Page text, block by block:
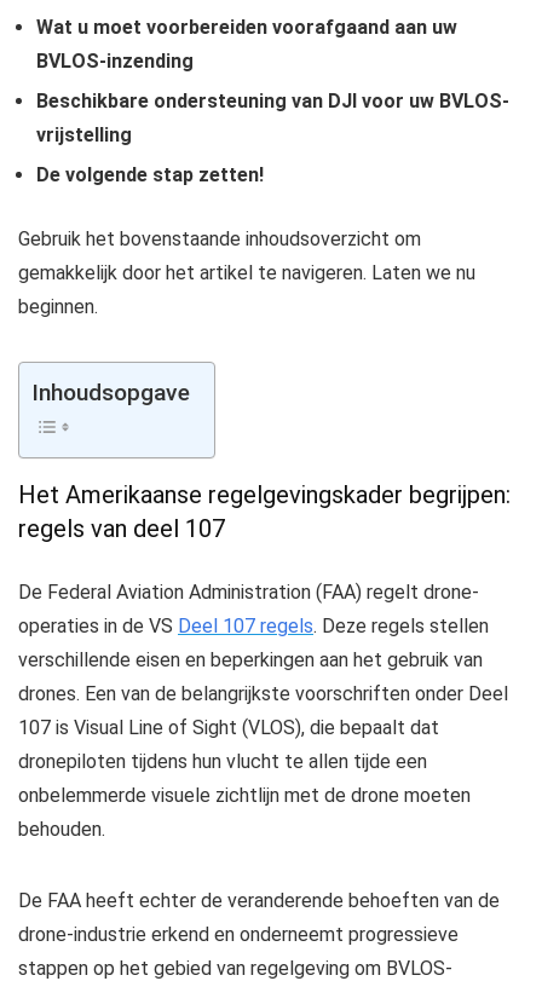
Wat u moet voorbereiden voorafgaand aan uw
BVLOS-inzending
Beschikbare ondersteuning van DJI voor uw BVLOS-
vrijstelling
De volgende stap zetten!
Gebruik het bovenstaande inhoudsoverzicht om
gemakkelijk door het artikel te navigeren. Laten we nu
beginnen.
Inhoudsopgave
Het Amerikaanse regelgevingskader begrijpen:
regels van deel 107
De Federal Aviation Administration (FAA) regelt drone-
operaties in de VS Deel 107 regels. Deze regels stellen
verschillende eisen en beperkingen aan het gebruik van
drones. Een van de belangrijkste voorschriften onder Deel
107 is Visual Line of Sight (VLOS), die bepaalt dat
dronepiloten tijdens hun vlucht te allen tijde een
onbelemmerde visuele zichtlijn met de drone moeten
behouden.
De FAA heeft echter de veranderende behoeften van de
drone-industrie erkend en onderneemt progressieve
stappen op het gebied van regelgeving om BVLOS-